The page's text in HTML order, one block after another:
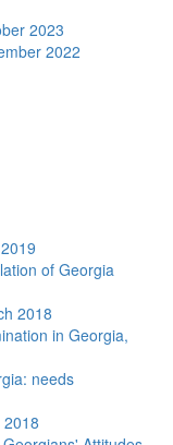
2023
2022
of Georgia
2018
in Georgia,
needs